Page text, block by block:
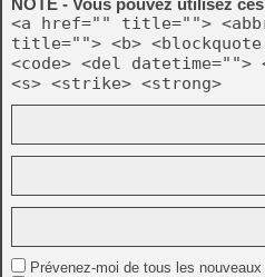
NOTE - Vous pouvez utilisez
<a href="" title="">
title=""> <b>
<code> <del datetime="">
<s> <strike> <strong>
Prévenez-moi de tous les